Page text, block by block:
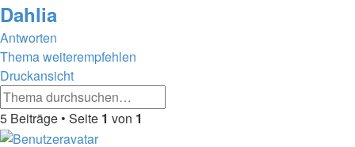
Dahlia
Antworten
Thema weiterempfehlen
Druckansicht
5 Beiträge • Seite 1 von 1